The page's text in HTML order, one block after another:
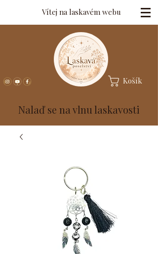
Vítej na laskavém webu
Košík
Nalaď se na vlnu laskavosti